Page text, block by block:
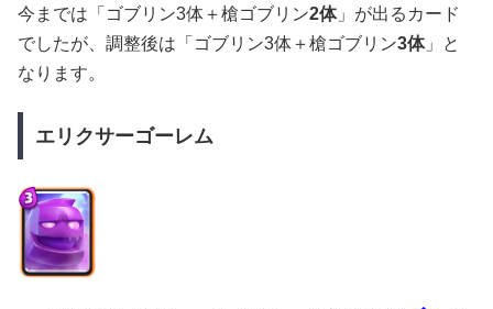
今までは「ゴブリン3体＋槍ゴブリン2体」が出るカード
でしたが、調整後は「ゴブリン3体＋槍ゴブリン3体」と
なります。
エリクサーゴーレム